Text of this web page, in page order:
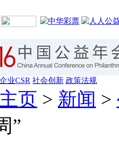
企业CSR 社会创新 政策法规
主页 > 新闻 >
”